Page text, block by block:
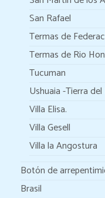
San Rafael
Termas de
Termas de Rio
Tucuman
Ushuaia -Tierra
Villa Elisa.
Villa Gesell
Villa la Angostura
Botón de
Brasil